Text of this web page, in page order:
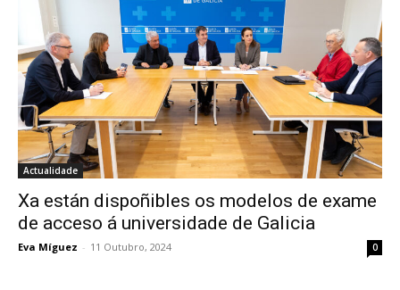
Actualidade
Xa están dispoñibles os modelos de exame
de acceso á universidade de Galicia
Eva Míguez - 11 Outubro, 2024 0